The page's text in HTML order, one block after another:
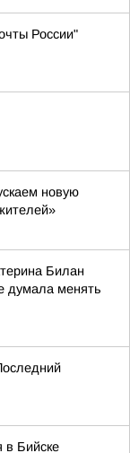
России"
новую
Билан
думала менять
в Бийске